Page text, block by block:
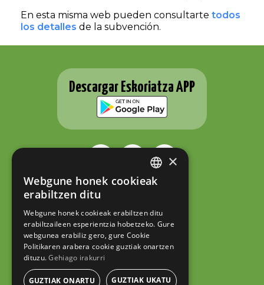
En esta misma web pueden consultarte todos
los detalles de la subvención.
Descargar Eskoriatza APP
ESKORIATZAKO UDALA
Fernando Eskoriatza plaza 1
20540 Eskoriatza (Gipuzkoa)
Tel.: 943 71 44 07
hazi@eskoriatza.eus
Contacto
Aviso legal
Política de privacidad
BASQUE
×
Webgune honek cookieak
erabiltzen ditu
Webgune honek cookieak erabiltzen ditu
erabiltzaileen esperientzia hobetzeko. Gure
webgunea erabiliz gero, gure Cookie
Politikaren arabera cookie guztiak onartzen
dituzu. Gehiago irakurri
GUZTIAK ONARTU GUZTIAK UKATU